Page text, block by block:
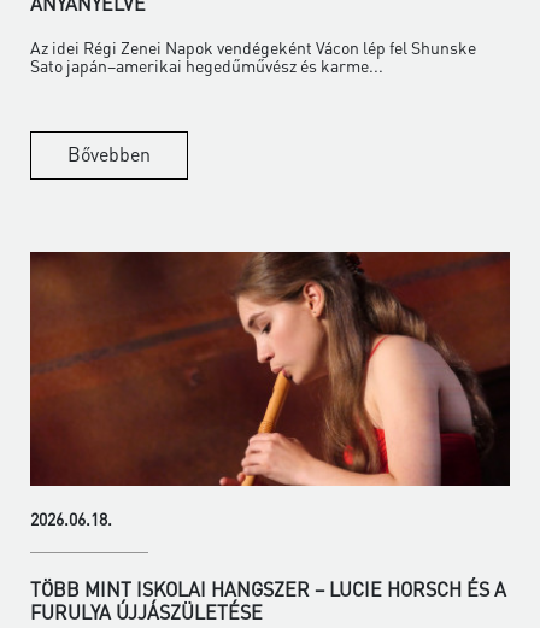
Az idei Régi Zenei Napok vendégeként Vácon lép fel Shunske
Sato japán–amerikai hegedűművész és karme...
Bővebben
2026.06.18.
TÖBB MINT ISKOLAI HANGSZER – LUCIE HORSCH ÉS A
FURULYA ÚJJÁSZÜLETÉSE